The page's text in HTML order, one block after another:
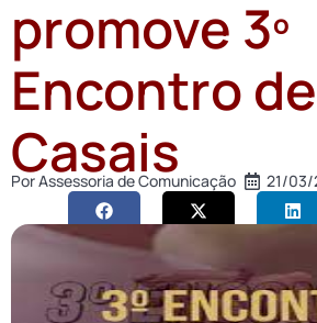
promove 3º
Encontro de
Casais
PorAssessoria de Comunicação 21/03/